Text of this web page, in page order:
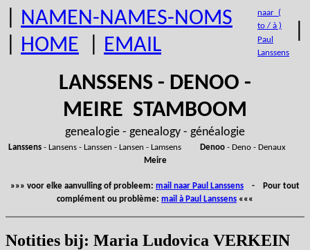
NAMEN-NAMES-NOMS
HOME EMAIL
naar (
to / à )
Paul
Lanssens
LANSSENS - DENOO -
MEIRE STAMBOOM
genealogie - genealogy - généalogie
Lanssens- Lansens - Lanssen - Lansen - Lamsens Denoo- Deno - Denaux
Meire
»»» voor elke aanvulling of probleem: mail naar Paul Lanssens - Pour tout
complément ou problème: mail à Paul Lanssens «««
Notities bij: Maria Ludovica VERKEIN